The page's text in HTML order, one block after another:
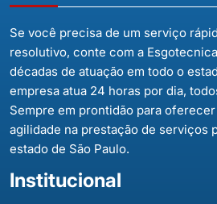
Se você precisa de um serviço
resolutivo, conte com a
décadas de atuação em todo o
empresa atua 24 horas por dia,
Sempre em prontidão para
agilidade na prestação de serviços
estado de São Paulo.
Institucional